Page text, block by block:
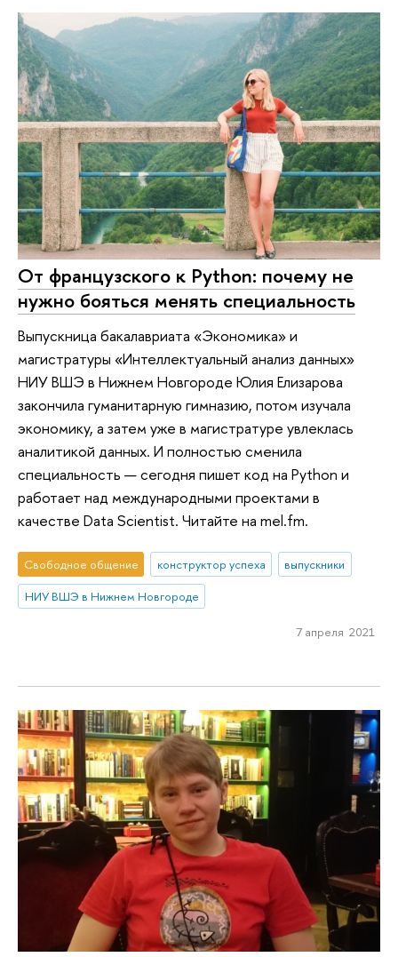
От французского к Python: почему не
нужно бояться менять специальность
Выпускница бакалавриата «Экономика» и
магистратуры «Интеллектуальный анализ данных»
НИУ ВШЭ в Нижнем Новгороде Юлия Елизарова
закончила гуманитарную гимназию, потом изучала
экономику, а затем уже в магистратуре увлеклась
аналитикой данных. И полностью сменила
специальность — сегодня пишет код на Python и
работает над международными проектами в
качестве Data Scientist. Читайте на mel.fm.
Свободное общение конструктор успеха
выпускники
НИУ ВШЭ в Нижнем Новгороде
7 апреля 2021